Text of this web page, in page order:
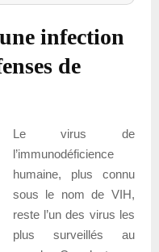
infection
de
Le virus de
l’immunodéficience
humaine, plus connu
sous le nom de VIH,
reste l’un des virus les
plus surveillés au